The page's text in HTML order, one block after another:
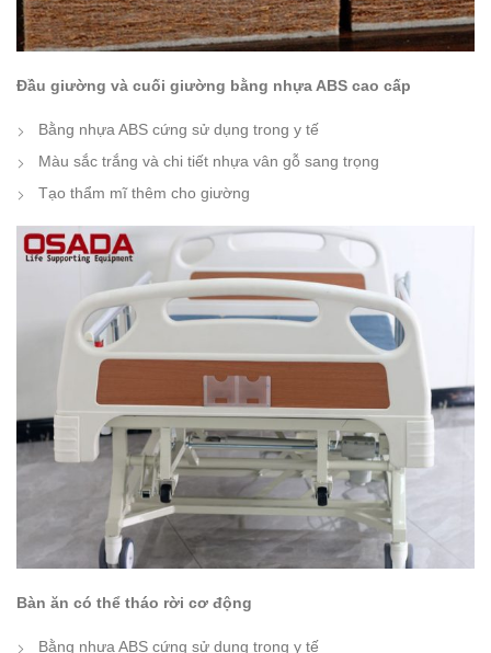
Đầu giường và cuối giường bằng nhựa ABS cao cấp
Bằng nhựa ABS cứng sử dụng trong y tế
Màu sắc trắng và chi tiết nhựa vân gỗ sang trọng
Tạo thẩm mĩ thêm cho giường
Bàn ăn có thể tháo rời cơ động
Bằng nhựa ABS cứng sử dụng trong y tế